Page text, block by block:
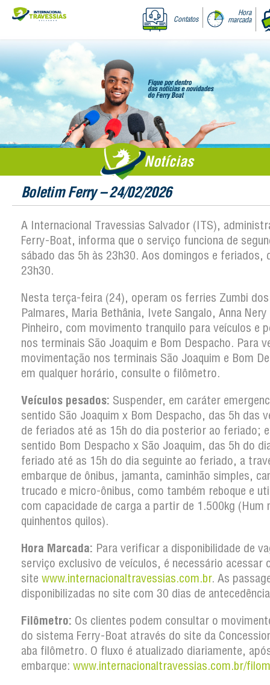
Contatos
Hora
marcada
Notícias
Boletim Ferry – 24/02/2026
A Internacional Travessias Salvador (ITS),
Ferry-Boat, informa que o serviço funciona de
sábado das 5h às 23h30. Aos domingos e feriados,
23h30.
Nesta terça-feira (24), operam os ferries Zumbi dos
Palmares, Maria Bethânia, Ivete Sangalo, Anna Nery
Pinheiro, com movimento tranquilo para veículos e
nos terminais São Joaquim e Bom Despacho. Para
movimentação nos terminais São Joaquim e Bom
em qualquer horário, consulte o filômetro.
Veículos pesados: Suspender, em caráter
sentido São Joaquim x Bom Despacho, das 5h das
de feriados até as 15h do dia posterior ao feriado;
sentido Bom Despacho x São Joaquim, das 5h do
feriado até as 15h do dia seguinte ao feriado, a
embarque de ônibus, jamanta, caminhão simples,
trucado e micro-ônibus, como também reboque e
com capacidade de carga a partir de 1.500kg (Hum
quinhentos quilos).
Hora Marcada: Para verificar a disponibilidade de
serviço exclusivo de veículos, é necessário acessar
site www.internacionaltravessias.com.br. As
disponibilizadas no site com 30 dias de
Filômetro: Os clientes podem consultar o
do sistema Ferry-Boat através do site da
aba filômetro. O fluxo é atualizado diariamente,
embarque: www.internacionaltravessias.com.br/